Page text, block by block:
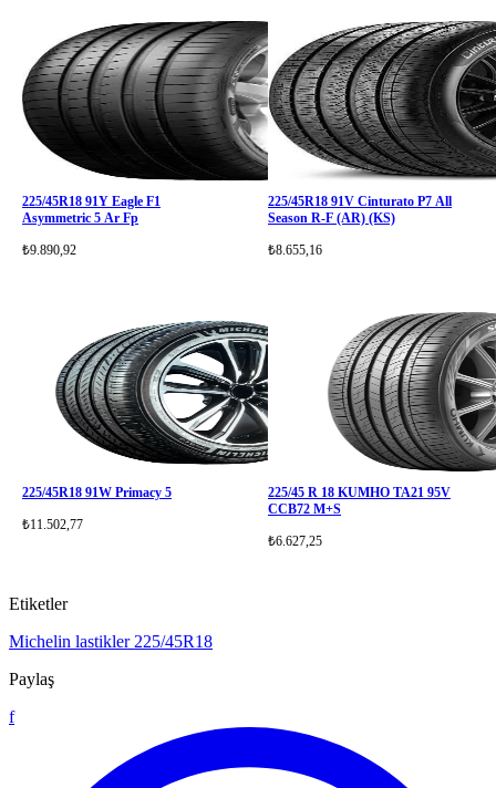
225/45R18 91Y Eagle F1
Asymmetric 5 Ar Fp
₺9.890,92
225/45R18 91V Cinturato P7 All
Season R-F (AR) (KS)
₺8.655,16
225/45R18 91W Primacy 5
₺11.502,77
225/45 R 18 KUMHO TA21 95V
CCB72 M+S
₺6.627,25
Etiketler
Michelin lastikler 225/45R18
Paylaş
f